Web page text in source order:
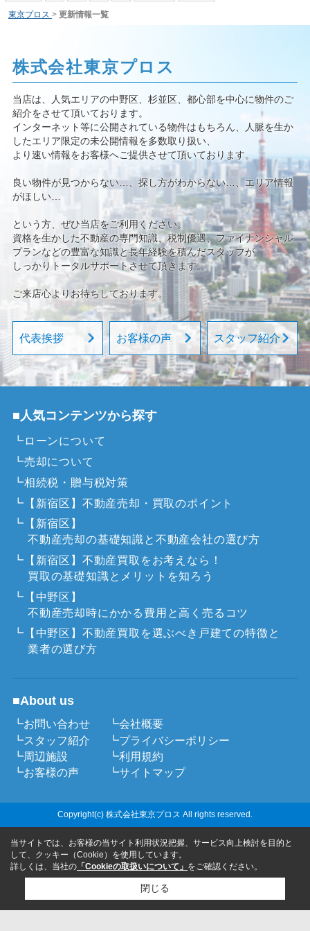
東京プロス > 更新情報一覧
株式会社東京プロス
当店は、人気エリアの中野区、杉並区、都心部を中心に物件のご
紹介をさせて頂いております。
インターネット等に公開されている物件はもちろん、人脈を生か
したエリア限定の未公開情報を多数取り扱い、
より速い情報をお客様へご提供させて頂いております。
良い物件が見つからない…、探し方がわからない…、エリア情報
がほしい…
という方、ぜひ当店をご利用ください。
資格を生かした不動産の専門知識、税制優遇、ファイナンシャル
プランなどの豊富な知識と長年経験を積んだスタッフが
しっかりトータルサポートさせて頂きます。
ご来店心よりお待ちしております。
代表挨拶 お客様の声 スタッフ紹介
■人気コンテンツから探す
┗ローンについて
┗売却について
┗相続税・贈与税対策
┗【新宿区】不動産売却・買取のポイント
┗【新宿区】
不動産売却の基礎知識と不動産会社の選び方
┗【新宿区】不動産買取をお考えなら！
買取の基礎知識とメリットを知ろう
┗【中野区】
不動産売却時にかかる費用と高く売るコツ
┗【中野区】不動産買取を選ぶべき戸建ての特徴と
業者の選び方
■About us
┗お問い合わせ
┗会社概要
┗スタッフ紹介
┗プライバシーポリシー
┗周辺施設
┗利用規約
┗お客様の声
┗サイトマップ
Copyright(c) 株式会社東京プロス All rights reserved.
当サイトでは、お客様の当サイト利用状況把握、サービス向上検討を目的と
して、クッキー（Cookie）を使用しています。
詳しくは、当社の 「Cookieの取扱いについて」 をご確認ください。
閉じる